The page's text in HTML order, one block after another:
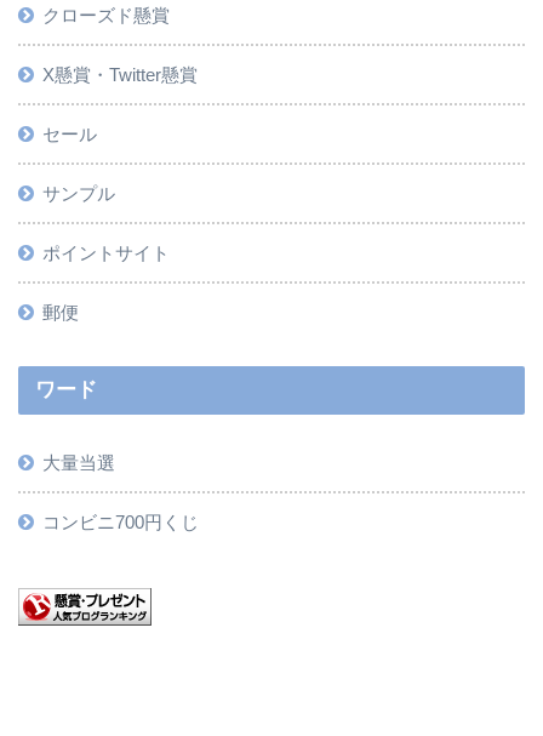
クローズド懸賞
X懸賞・Twitter懸賞
セール
サンプル
ポイントサイト
郵便
ワード
大量当選
コンビニ700円くじ